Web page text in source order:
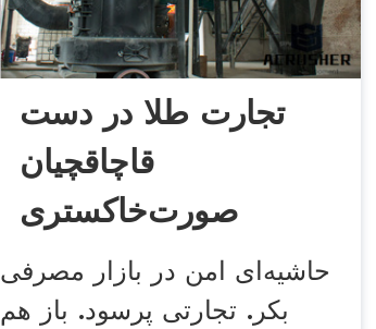
تجارت طلا در دست
قاچاقچیان
صورت‌خاکستری
فرصت امروز
حاشیه‌ای امن در بازار مصرفی
بکر. تجارتی پرسود. باز هم